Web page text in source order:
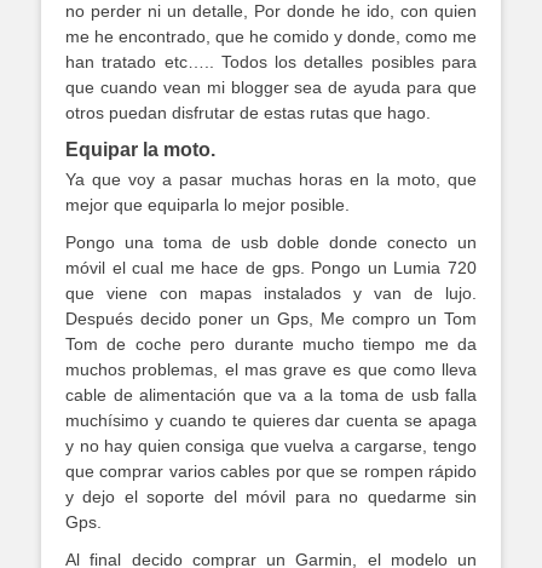
no perder ni un detalle, Por donde he ido, con quien
me he encontrado, que he comido y donde, como me
han tratado etc….. Todos los detalles posibles para
que cuando vean mi blogger sea de ayuda para que
otros puedan disfrutar de estas rutas que hago.
Equipar la moto.
Ya que voy a pasar muchas horas en la moto, que
mejor que equiparla lo mejor posible.
Pongo una toma de usb doble donde conecto un
móvil el cual me hace de gps. Pongo un Lumia 720
que viene con mapas instalados y van de lujo.
Después decido poner un Gps, Me compro un Tom
Tom de coche pero durante mucho tiempo me da
muchos problemas, el mas grave es que como lleva
cable de alimentación que va a la toma de usb falla
muchísimo y cuando te quieres dar cuenta se apaga
y no hay quien consiga que vuelva a cargarse, tengo
que comprar varios cables por que se rompen rápido
y dejo el soporte del móvil para no quedarme sin
Gps.
Al final decido comprar un Garmin, el modelo un